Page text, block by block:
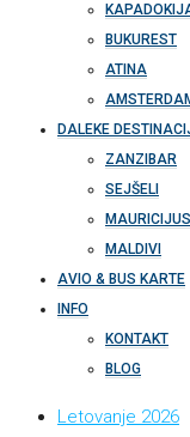
BUKUREST
ATINA
DALEKE
ZANZIBAR
SEJŠELI
MAURICIJUS
MALDIVI
AVIO & BUS KARTE
INFO
KONTAKT
BLOG
Letovanje 2026